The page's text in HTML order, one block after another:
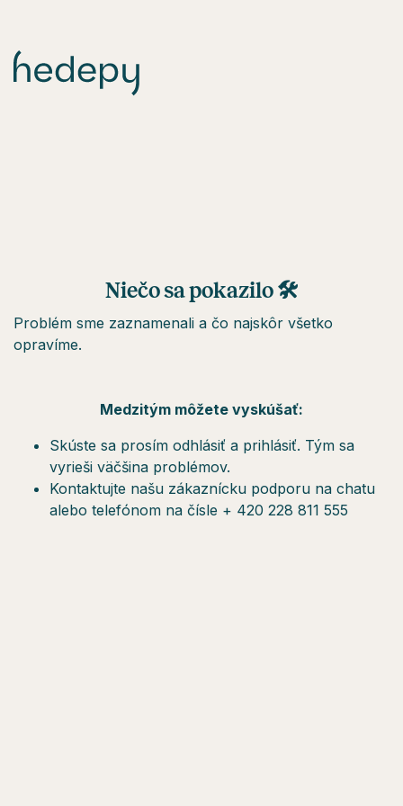
Niečo sa pokazilo 🛠
Problém sme zaznamenali a čo najskôr všetko
opravíme.
Medzitým môžete vyskúšať:
Skúste sa prosím odhlásiť a prihlásiť. Tým sa
vyrieši väčšina problémov.
Kontaktujte našu zákaznícku podporu na chatu
alebo telefónom na čísle + 420 228 811 555